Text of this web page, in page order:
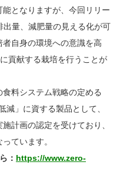
となりますが、今回リリー
出量、減肥量の見える化が可
自身の環境への意識を高
貢献する栽培を行うことが
料システム戦略の定める
減」に資する製品として、
計画の認定を受けており、
ています。
： https://www.zero-